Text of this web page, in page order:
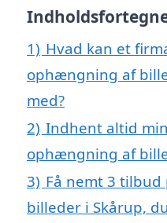
1) Hvad kan et
ophængning af
med?
2) Indhent altid
ophængning af
3) Få nemt 3
billeder i Skårup,